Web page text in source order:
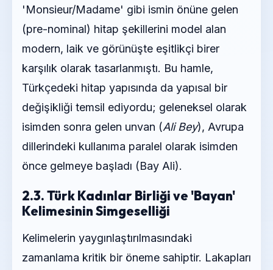
'Monsieur/Madame' gibi ismin önüne gelen
(pre-nominal) hitap şekillerini model alan
modern, laik ve görünüşte eşitlikçi birer
karşılık olarak tasarlanmıştı. Bu hamle,
Türkçedeki hitap yapısında da yapısal bir
değişikliği temsil ediyordu; geleneksel olarak
isimden sonra gelen unvan (Ali Bey), Avrupa
dillerindeki kullanıma paralel olarak isimden
önce gelmeye başladı (Bay Ali).
2.3. Türk Kadınlar Birliği ve 'Bayan'
Kelimesinin Simgeselliği
Kelimelerin yaygınlaştırılmasındaki
zamanlama kritik bir öneme sahiptir. Lakapları